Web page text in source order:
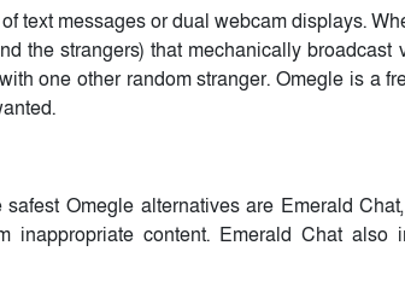
text messages or dual webcam displays.
the strangers) that mechanically broadcast
one other random stranger. Omegle is a
Omegle alternatives are Emerald
inappropriate content. Emerald Chat also